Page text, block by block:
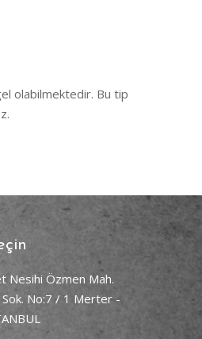
olabilmektedir. Bu tip
Nesihi Özmen Mah.
Sok. No:7 / 1 Merter -